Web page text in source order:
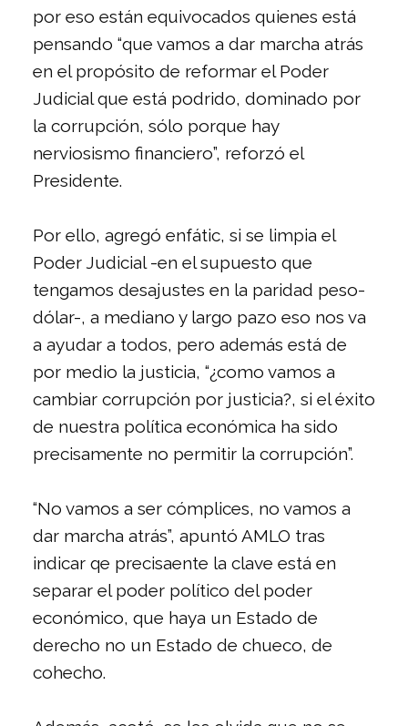
por eso están equivocados quienes está
pensando “que vamos a dar marcha atrás
en el propósito de reformar el Poder
Judicial que está podrido, dominado por
la corrupción, sólo porque hay
nerviosismo financiero”, reforzó el
Presidente.
Por ello, agregó enfátic, si se limpia el
Poder Judicial -en el supuesto que
tengamos desajustes en la paridad peso-
dólar-, a mediano y largo pazo eso nos va
a ayudar a todos, pero además está de
por medio la justicia, “¿como vamos a
cambiar corrupción por justicia?, si el éxito
de nuestra política económica ha sido
precisamente no permitir la corrupción”.
“No vamos a ser cómplices, no vamos a
dar marcha atrás”, apuntó AMLO tras
indicar qe precisaente la clave está en
separar el poder político del poder
económico, que haya un Estado de
derecho no un Estado de chueco, de
cohecho.